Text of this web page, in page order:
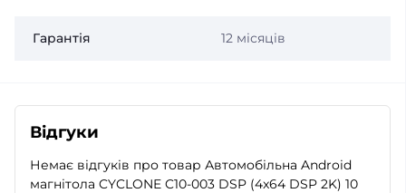
Гарантія 12 місяців
Відгуки
Немає відгуків про товар Автомобільна Android
магнітола CYCLONE C10-003 DSP (4x64 DSP 2K) 10